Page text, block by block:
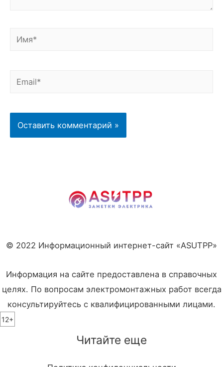
Имя*
Email*
© 2022 Информационный интернет-сайт «ASUTPP»
Информация на сайте предоставлена в справочных
целях. По вопросам электромонтажных работ всегда
консультируйтесь с квалифицированными лицами.
12+
Читайте еще